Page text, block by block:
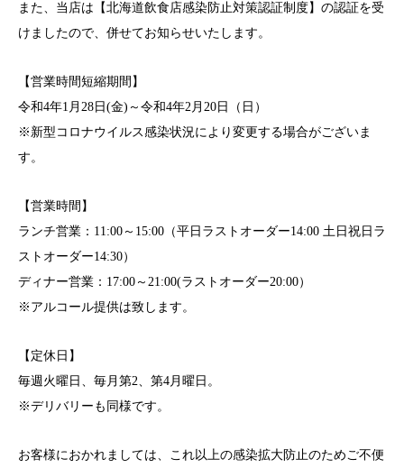
また、当店は【北海道飲食店感染防止対策認証制度】の認証を受
けましたので、併せてお知らせいたします。
【営業時間短縮期間】
令和4年1月28日(金)～令和4年2月20日（日）
※新型コロナウイルス感染状況により変更する場合がございま
す。
【営業時間】
ランチ営業：11:00～15:00（平日ラストオーダー14:00 土日祝日ラ
ストオーダー14:30）
ディナー営業：17:00～21:00(ラストオーダー20:00）
※アルコール提供は致します。
【定休日】
毎週火曜日、毎月第2、第4月曜日。
※デリバリーも同様です。
お客様におかれましては、これ以上の感染拡大防止のためご不便